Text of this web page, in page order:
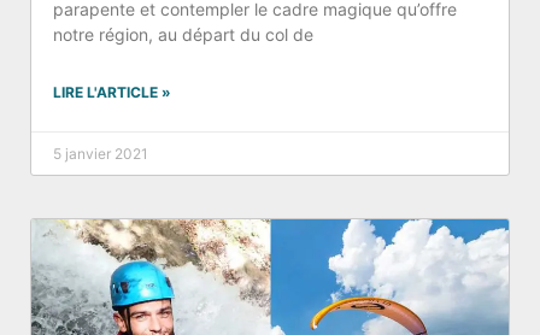
parapente et contempler le cadre magique qu’offre
notre région, au départ du col de
LIRE L'ARTICLE »
5 janvier 2021